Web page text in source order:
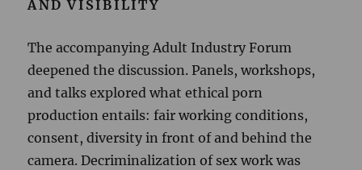
AND VISIBILITY
The accompanying Adult Industry Forum
deepened the discussion. Panels, workshops,
and talks explored what ethical porn
production entails: fair working conditions,
consent, diversity in front of and behind the
camera. Decriminalization of sex work was